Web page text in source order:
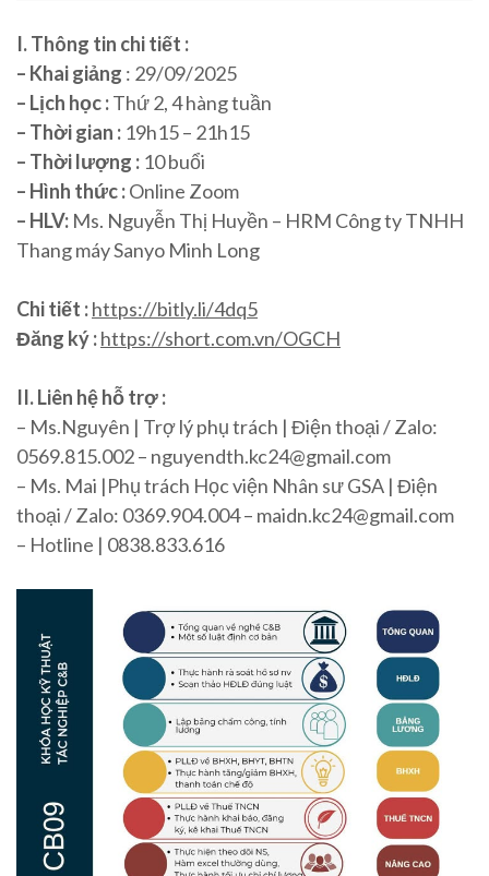
I. Thông tin chi tiết :
– Khai giảng : 29/09/2025
– Lịch học :Thứ 2, 4 hàng tuần
– Thời gian : 19h15 – 21h15
– Thời lượng : 10 buổi
– Hình thức :Online Zoom
– HLV: Ms. Nguyễn Thị Huyền – HRM Công ty TNHH
Thang máy Sanyo Minh Long
Chi tiết :https://bitly.li/4dq5
Đăng ký :https://short.com.vn/OGCH
II. Liên hệ hỗ trợ :
– Ms.Nguyên | Trợ lý phụ trách | Điện thoại / Zalo:
0569.815.002 – nguyendth.kc24@gmail.com
– Ms. Mai |Phụ trách Học viện Nhân sư GSA | Điện
thoại / Zalo: 0369.904.004 – maidn.kc24@gmail.com
– Hotline | 0838.833.616